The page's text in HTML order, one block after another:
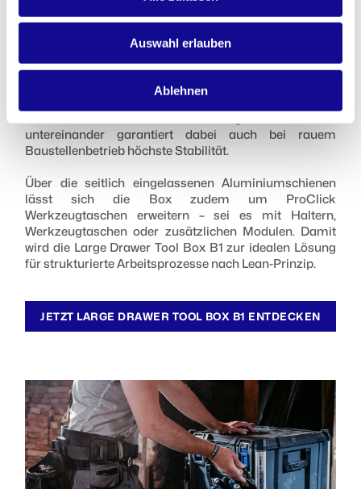
Auswahl erlauben
Ablehnen
Die Schubladenaufnahme der B1 ist direkt kompatibel
mit der L-BOXX Baseline – bestehende BOXXen können
sicher und passgenau eingeschoben werden. The
flexibly equipped. Zudem ist die Drawer Tool Box
stapel- und koppelbar mit allen anderen BOXXen der
untereinander garantiert dabei auch bei rauem
Baustellenbetrieb höchste Stabilität.
Über die seitlich eingelassenen Aluminiumschienen
lässt sich die Box zudem um ProClick
Werkzeugtaschen erweitern – sei es mit Haltern,
Werkzeugtaschen oder zusätzlichen Modulen. Damit
wird die Large Drawer Tool Box B1 zur idealen Lösung
für strukturierte Arbeitsprozesse nach Lean-Prinzip.
JETZT LARGE DRAWER TOOL BOX B1 ENTDECKEN